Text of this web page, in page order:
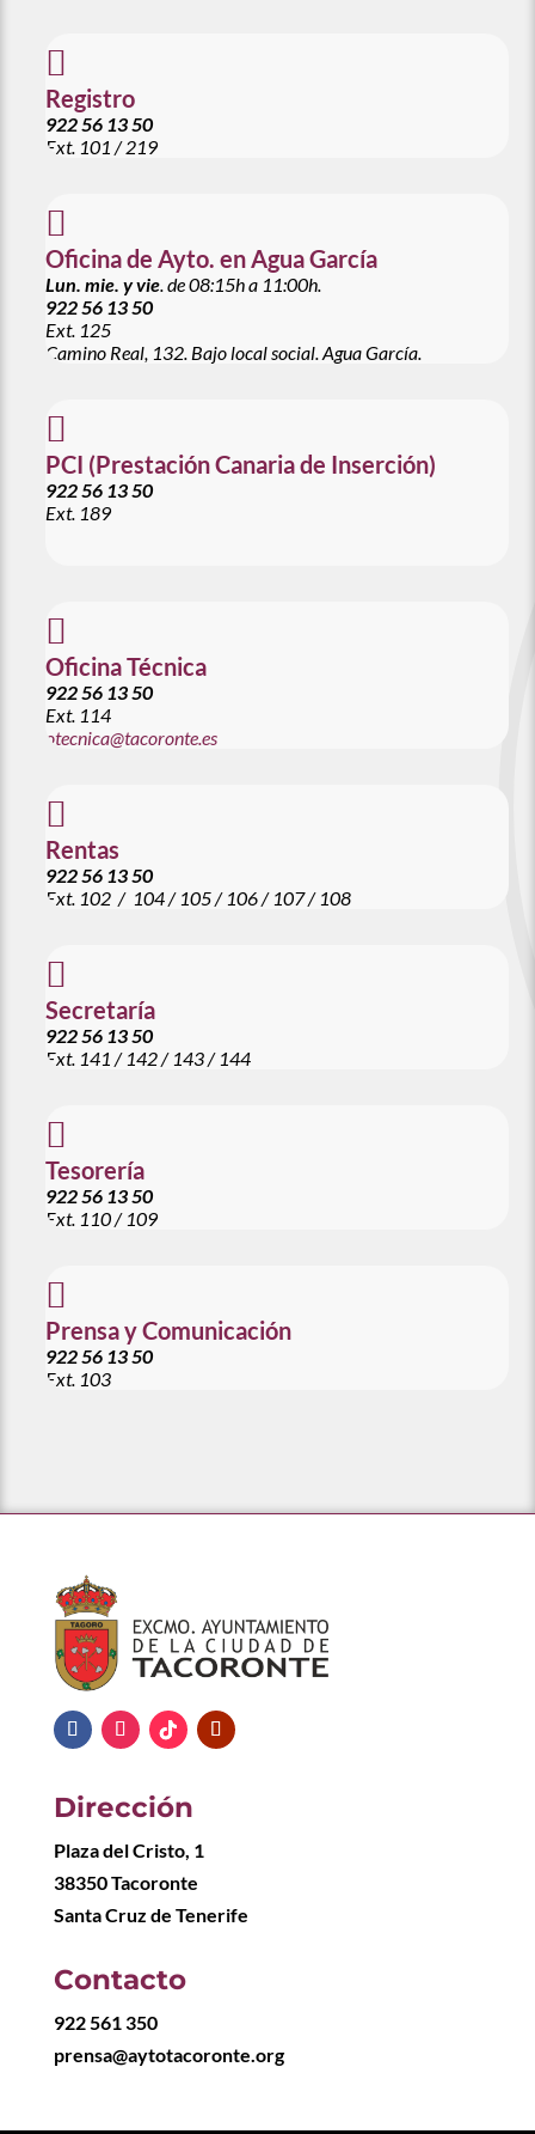

Registro
922 56 13 50
Ext. 101 / 219

Oficina de Ayto. en Agua García
Lun. mie. y vie. de 08:15h a 11:00h.
922 56 13 50
Ext. 125
Camino Real, 132. Bajo local social. Agua García.

PCI (Prestación Canaria de Inserción)
922 56 13 50
Ext. 189

Oficina Técnica
922 56 13 50
Ext. 114
otecnica@tacoronte.es

Rentas
922 56 13 50
Ext. 102 / 104 / 105 / 106 / 107 / 108

Secretaría
922 56 13 50
Ext. 141 / 142 / 143 / 144

Tesorería
922 56 13 50
Ext. 110 / 109

Prensa y Comunicación
922 56 13 50
Ext. 103
Dirección
Plaza del Cristo, 1
38350 Tacoronte
Santa Cruz de Tenerife
Contacto
922 561 350
prensa@aytotacoronte.org